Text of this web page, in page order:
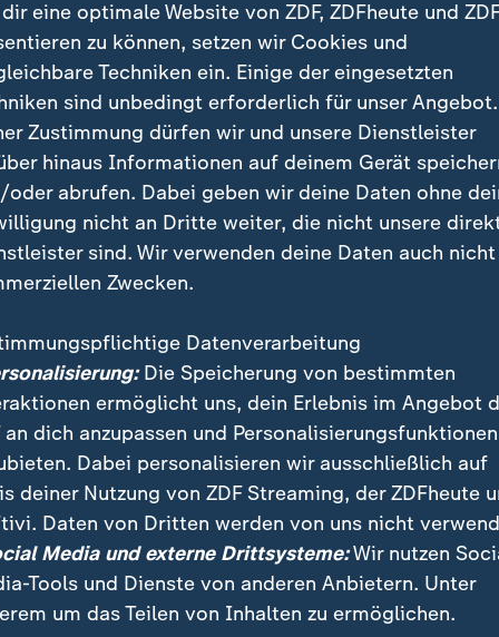
Sarkozy hat seine Haftstrafe angetreten. Er wurde
schuldig gesprochen, Teil einer kriminellen
forderte Sarkozys
die französische Generalstaatsanwaltschaft die
Sarkozy selber hatte am Vormittag per
dass sein Gefängnisaufenthalt "sehr hart" und
Mal, dass der inhaftierte Ex-Präsident sich
mutmaßliche illegale Finanzhilfen ausLibyenfür den
2007 hatte ein Pariser Gericht Sarkozy
einer kriminellen Vereinigung zu fünf Jahren Haft
aus, dass der ehemalige PräsidentFrankreichs
Gelder des damaligen libyschen Machthabers
eine optimale Website von ZDF, ZDFheute und
zu können, setzen wir Cookies und
Techniken ein. Einige der eingesetzten
sind unbedingt erforderlich für unser
Zustimmung dürfen wir und unsere Dienstleister
hinaus Informationen auf deinem Gerät
oder abrufen. Dabei geben wir deine Daten ohne
nicht an Dritte weiter, die nicht unsere
sind. Wir verwenden deine Daten auch nicht
Zwecken.
Datenverarbeitung
Die Speicherung von bestimmten
ermöglicht uns, dein Erlebnis im Angebot
an dich anzupassen und Personalisierungsfunktionen
Dabei personalisieren wir ausschließlich auf
deiner Nutzung von ZDF Streaming, der ZDFheute
Daten von Dritten werden von uns nicht
Media und externe Drittsysteme:Wir nutzen
Tools und Dienste von anderen Anbietern. Unter
um das Teilen von Inhalten zu ermöglichen.